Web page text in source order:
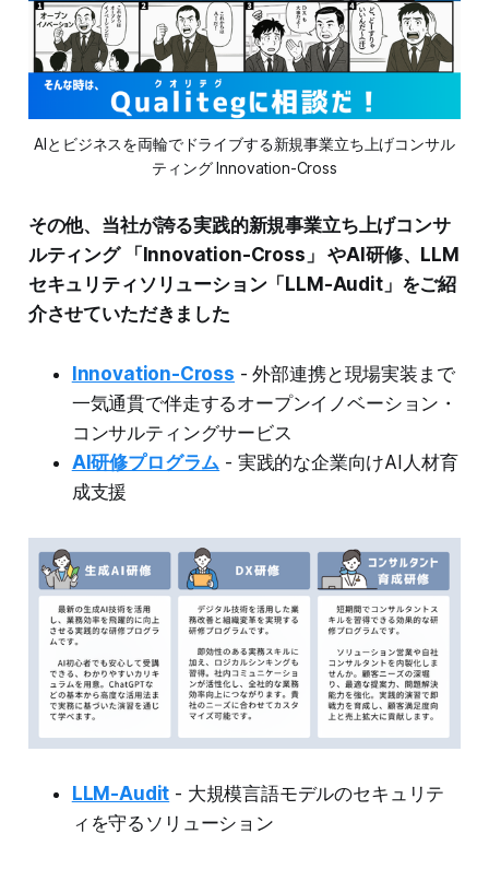
AIとビジネスを両輪でドライブする新規事業立ち上げコンサル
ティング Innovation-Cross
その他、当社が誇る実践的新規事業立ち上げコンサ
ルティング 「Innovation-Cross」 やAI研修、LLM
セキュリティソリューション「LLM-Audit」をご紹
介させていただきました
Innovation-Cross - 外部連携と現場実装まで
一気通貫で伴走するオープンイノベーション・
コンサルティングサービス
AI研修プログラム - 実践的な企業向けAI人材育
成支援
LLM-Audit - 大規模言語モデルのセキュリテ
ィを守るソリューション